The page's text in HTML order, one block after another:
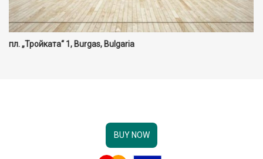
пл. „Тройката“ 1, Burgas, Bulgaria
BUY NOW